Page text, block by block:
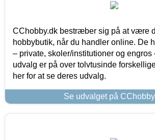
CChobby.dk bestræber sig på at være
hobbybutik, når du handler online. De
– private, skoler/institutioner og engros
udvalg er på over tolvtusinde
her for at se deres udvalg.
Se udvalget på